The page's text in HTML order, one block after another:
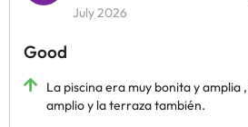
July 2026
Good
La piscina era muy bonita y amplia
amplio y la terraza también.